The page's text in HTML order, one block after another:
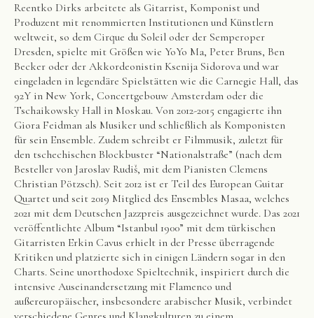
Reentko Dirks arbeitete als Gitarrist, Komponist und
Produzent mit renommierten Institutionen und Künstlern
weltweit, so dem Cirque du Soleil oder der Semperoper
Dresden, spielte mit Größen wie YoYo Ma, Peter Bruns, Ben
Becker oder der Akkordeonistin Ksenija Sidorova und war
eingeladen in legendäre Spielstätten wie die Carnegie Hall, das
92Y in New York, Concertgebouw Amsterdam oder die
Tschaikowsky Hall in Moskau. Von 2012-2015 engagierte ihn
Giora Feidman als Musiker und schließlich als Komponisten
für sein Ensemble. Zudem schreibt er Filmmusik, zuletzt für
den tschechischen Blockbuster “Nationalstraße” (nach dem
Besteller von Jaroslav Rudiš, mit dem Pianisten Clemens
Christian Pötzsch). Seit 2012 ist er Teil des European Guitar
Quartet und seit 2019 Mitglied des Ensembles Masaa, welches
2021 mit dem Deutschen Jazzpreis ausgezeichnet wurde. Das 2021
veröffentlichte Album “Istanbul 1900” mit dem türkischen
Gitarristen Erkin Cavus erhielt in der Presse überragende
Kritiken und platzierte sich in einigen Ländern sogar in den
Charts. Seine unorthodoxe Spieltechnik, inspiriert durch die
intensive Auseinandersetzung mit Flamenco und
außereuropäischer, insbesondere arabischer Musik, verbindet